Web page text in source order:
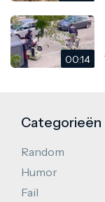
00:14
Categorieën
Random
Humor
Fail